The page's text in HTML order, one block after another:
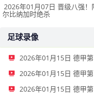
2026年01月07日 晋级八强
尔比纳加时绝杀
足球录像
2026年01月15日 德甲
2026年01月15日 德甲
2026年01月15日 德甲